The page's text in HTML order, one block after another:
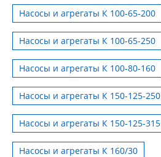
Насосы и агрегаты К 100-65-200
Насосы и агрегаты К 100-65-250
Насосы и агрегаты К 100-80-160
Насосы и агрегаты К 150-125-250
Насосы и агрегаты К 150-125-315
Насосы и агрегаты К 160/30